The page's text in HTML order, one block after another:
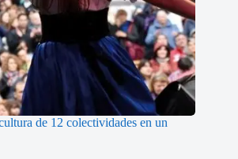
de 12 colectividades en un